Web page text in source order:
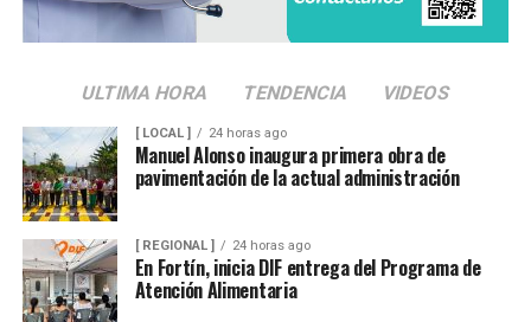
ULTIMA HORA TENDENCIA VIDEOS
[ LOCAL ] 24 horas ago
Manuel Alonso inaugura primera obra de
pavimentación de la actual administración
[ REGIONAL ] 24 horas ago
En Fortín, inicia DIF entrega del Programa de
Atención Alimentaria